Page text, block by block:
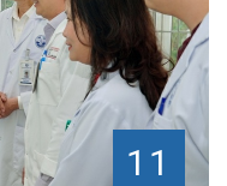
11